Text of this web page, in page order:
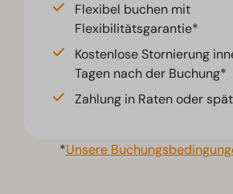
Flexibel buchen mit
Flexibilitätsgarantie*
Kostenlose Stornierung
Tagen nach der Buchung*
Zahlung in Raten oder
*Unsere